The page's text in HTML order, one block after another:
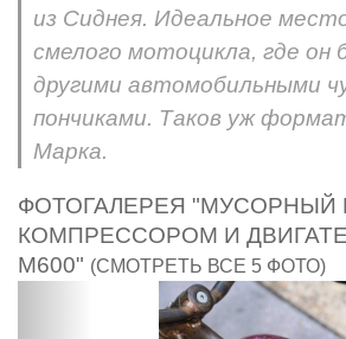
из Сиднея. Идеальное
смелого мотоцикла, где он
другими автомобильными
пончиками. Таков уж
Марка.
ФОТОГАЛЕРЕЯ "МУСОРНЫЙ
КОМПРЕССОРОМ И
M600" (СМОТРЕТЬ ВСЕ 5 ФОТО)